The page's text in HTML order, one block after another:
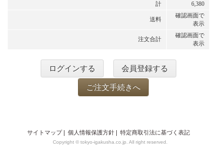
計 6,380
送料
確認画面で
表示
注文合計
確認画面で
表示
ログインする 会員登録する
ご注文手続きへ
サイトマップ| 個人情報保護方針 特定商取引法に基づく表記
Copyright © tokyo-igakusha.co.jp. All right reserved.